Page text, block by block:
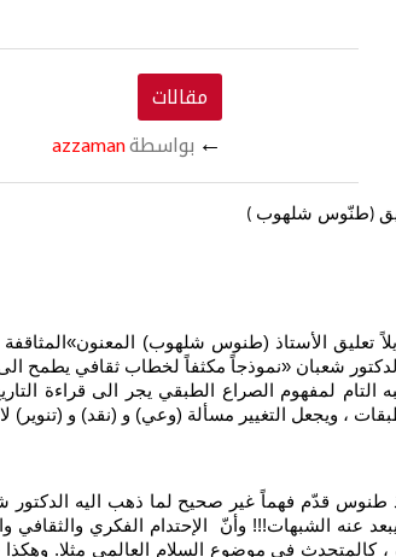
مقالات
← بواسطةazzaman
(طنّوس شلهوب )
تعليق الأستاذ (طنوس شلهوب)
شعبان «نموذجاً مكثفاً لخطاب ثقافي يطمح الى
التام لمفهوم الصراع الطبقي يجر الى قراءة
، ويجعل التغيير مسألة (وعي) و (نقد) و
طنوس قدّم فهماً غير صحيح لما ذهب اليه
عنه الشبهات!!! وأنّ الإحتدام الفكري
كالمتحدث في موضوع السلام العالمي مثلا.